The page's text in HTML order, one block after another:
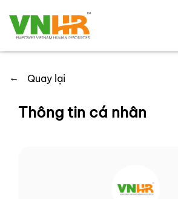
← Quay lại
Thông tin cá nhân